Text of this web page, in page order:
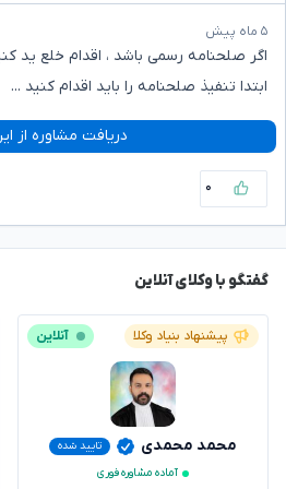
۵ ماه پیش
اگر صلحنامه رسمی باشد ، اقدام خلع ید
ابتدا تنفیذ صلحنامه را باید اقدام کنید ...
دریافت مشاوره از
۰
گفتگو با وکلای آنلاین
پیشنهاد بنیاد وکلا آنلاین
محمد محمدی
تایید شده
آماده مشاوره فوری